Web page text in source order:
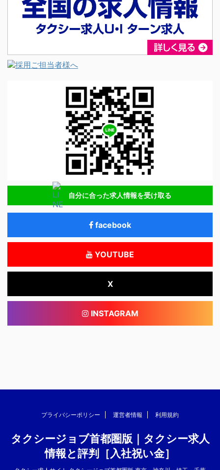
自分に合った求人情報を受け取る
facebook
YOUTUBE
X
INSTAGRAM
プライバシーポリシー 運営者情報 利用規約
タクシージョブ首都圏版｜タクシー求人
情報と評判［入社祝い金］